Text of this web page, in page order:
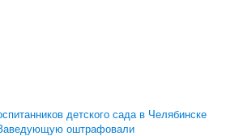
детского сада в Челябинске
оштрафовали